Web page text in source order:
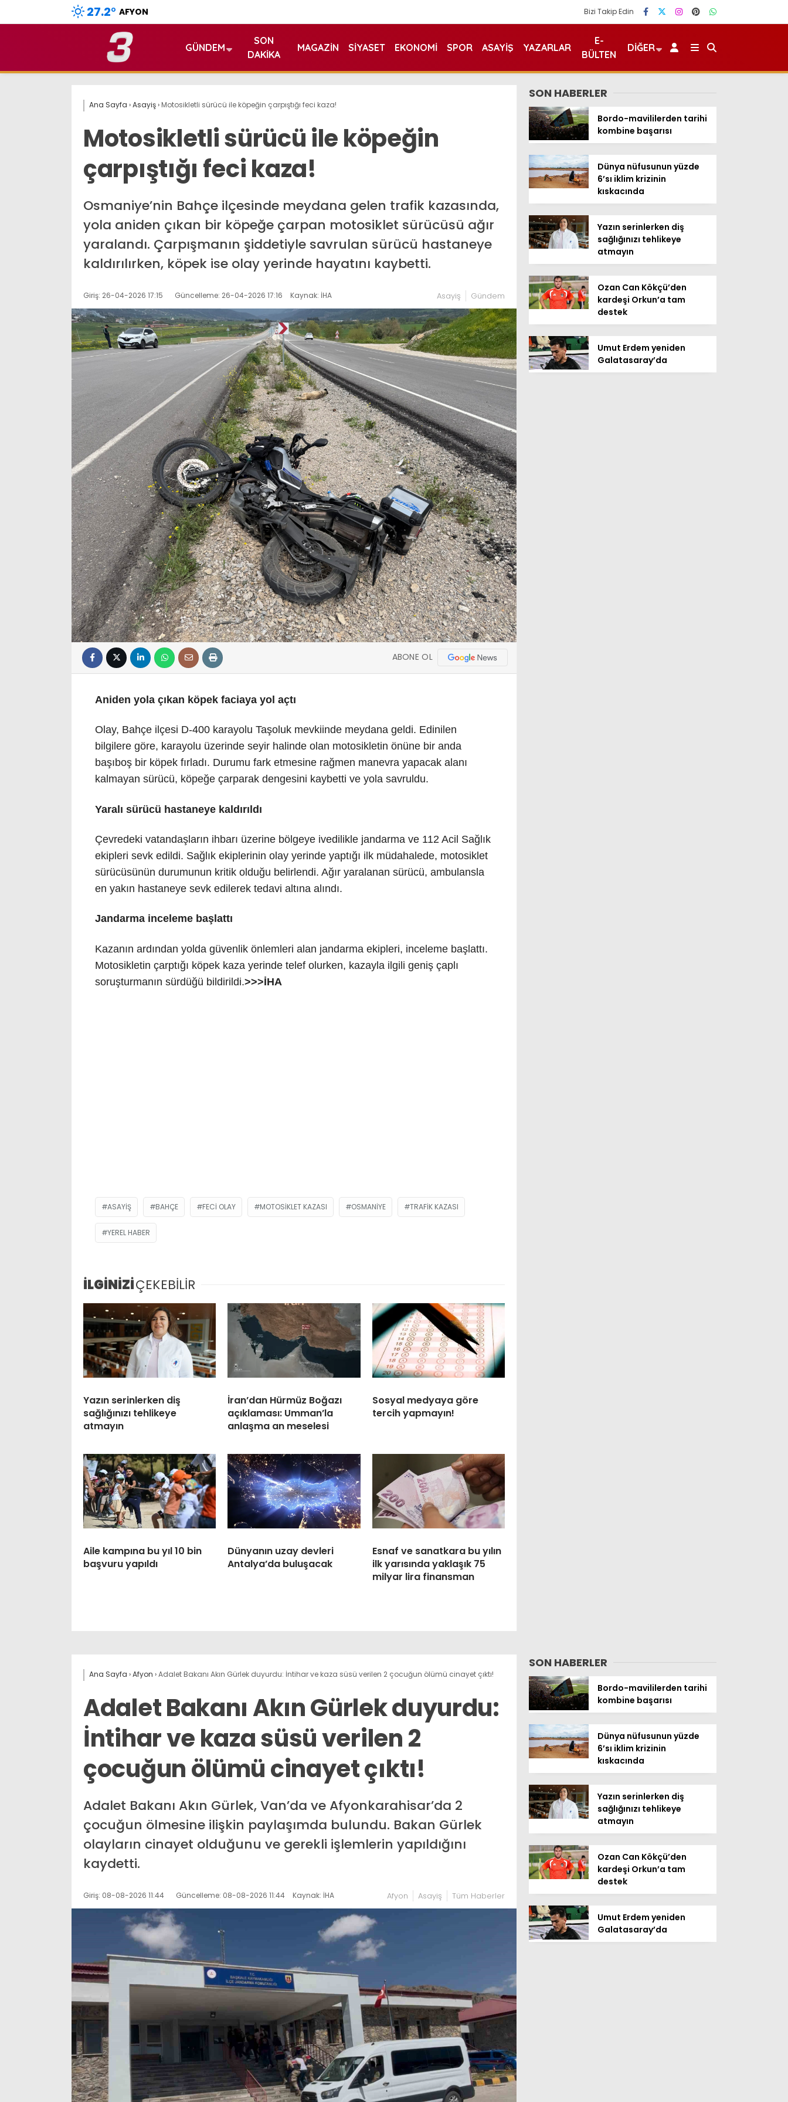
27.2° AFYON Bizi Takip Edin
GÜNDEM
SON
DAKIKA
MAGAZIN SIYASET EKONOMI SPOR ASAYIŞ YAZARLAR
E-
BÜLTEN
DIĞER
Ana Sayfa ›Asayiş› Motosikletli sürücü ile köpeğin çarpıştığı feci kaza!
Motosikletli sürücü ile köpeğin
çarpıştığı feci kaza!
Osmaniye’nin Bahçe ilçesinde meydana gelen trafik kazasında,
yola aniden çıkan bir köpeğe çarpan motosiklet sürücüsü ağır
yaralandı. Çarpışmanın şiddetiyle savrulan sürücü hastaneye
kaldırılırken, köpek ise olay yerinde hayatını kaybetti.
Giriş: 26-04-2026 17:15 Güncelleme: 26-04-2026 17:16 Kaynak: İHA Asayiş Gündem
ABONE OL
Aniden yola çıkan köpek faciaya yol açtı
Olay, Bahçe ilçesi D-400 karayolu Taşoluk mevkiinde meydana geldi. Edinilen
bilgilere göre, karayolu üzerinde seyir halinde olan motosikletin önüne bir anda
başıboş bir köpek fırladı. Durumu fark etmesine rağmen manevra yapacak alanı
kalmayan sürücü, köpeğe çarparak dengesini kaybetti ve yola savruldu.
Yaralı sürücü hastaneye kaldırıldı
Çevredeki vatandaşların ihbarı üzerine bölgeye ivedilikle jandarma ve 112 Acil Sağlık
ekipleri sevk edildi. Sağlık ekiplerinin olay yerinde yaptığı ilk müdahalede, motosiklet
sürücüsünün durumunun kritik olduğu belirlendi. Ağır yaralanan sürücü, ambulansla
en yakın hastaneye sevk edilerek tedavi altına alındı.
Jandarma inceleme başlattı
Kazanın ardından yolda güvenlik önlemleri alan jandarma ekipleri, inceleme başlattı.
Motosikletin çarptığı köpek kaza yerinde telef olurken, kazayla ilgili geniş çaplı
soruşturmanın sürdüğü bildirildi.>>>İHA
ASAYIŞ BAHÇE FECI OLAY MOTOSIKLET KAZASI OSMANIYE TRAFIK KAZASI
YEREL HABER
İLGİNİZİÇEKEBİLİR
Yazın serinlerken diş
sağlığınızı tehlikeye
atmayın
İran’dan Hürmüz Boğazı
açıklaması: Umman’la
anlaşma an meselesi
Sosyal medyaya göre
tercih yapmayın!
Aile kampına bu yıl 10 bin
başvuru yapıldı
Dünyanın uzay devleri
Antalya’da buluşacak
Esnaf ve sanatkara bu yılın
ilk yarısında yaklaşık 75
milyar lira finansman
SON HABERLER
Bordo-mavililerden tarihi
kombine başarısı
Dünya nüfusunun yüzde
6’sı iklim krizinin
kıskacında
Yazın serinlerken diş
sağlığınızı tehlikeye
atmayın
Ozan Can Kökçü’den
kardeşi Orkun’a tam
destek
Umut Erdem yeniden
Galatasaray’da
Ana Sayfa ›Afyon ›Adalet Bakanı Akın Gürlek duyurdu: İntihar ve kaza süsü verilen 2 çocuğun ölümü cinayet çıktı!
Adalet Bakanı Akın Gürlek duyurdu:
İntihar ve kaza süsü verilen 2
çocuğun ölümü cinayet çıktı!
Adalet Bakanı Akın Gürlek, Van’da ve Afyonkarahisar’da 2
çocuğun ölmesine ilişkin paylaşımda bulundu. Bakan Gürlek
olayların cinayet olduğunu ve gerekli işlemlerin yapıldığını
kaydetti.
Giriş: 08-08-2026 11:44 Güncelleme: 08-08-2026 11:44 Kaynak: İHA Afyon Asayiş Tüm Haberler
SON HABERLER
Bordo-mavililerden tarihi
kombine başarısı
Dünya nüfusunun yüzde
6’sı iklim krizinin
kıskacında
Yazın serinlerken diş
sağlığınızı tehlikeye
atmayın
Ozan Can Kökçü’den
kardeşi Orkun’a tam
destek
Umut Erdem yeniden
Galatasaray’da